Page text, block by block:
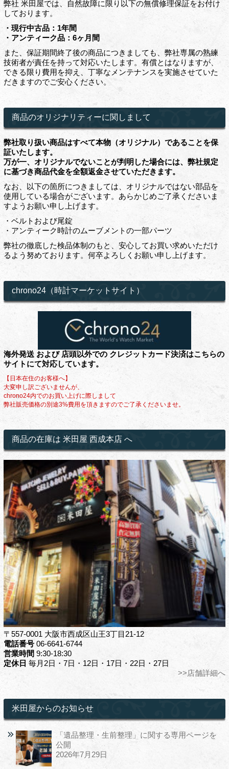
弊社 米田屋では、自然故障に限り以下の無償修理保証をお付け
しております。
・現行中古品：1年間
・アンティーク品：6ヶ月間
また、保証期間終了後の商品につきましても、弊社専属の熟練
技術者が責任を持って対応いたします。有償とはなりますが、
できる限り費用を抑え、丁寧なメンテナンスを実施させていた
だきますのでご安心ください。
商品のオリジナリティーに関しまして
弊社取り扱い商品はすべて本物（オリジナル）であることを保
証いたします。
万が一、オリジナルでないことが判明した場合には、弊社規定
に基づき商品代金を全額返金させていただきます。
なお、以下の箇所につきましては、オリジナルではない部品を
使用している場合がございます。あらかじめご了承くださいま
すようお願い申し上げます。
・ベルトおよび尾錠
・アンティーク時計のムーブメントの一部パーツ
弊社の徹底した検品体制のもと、安心してお買い求めいただけ
るよう努めております。何卒よろしくお願い申し上げます。
chrono24（時計マーケットサイト）
海外発送 および 店頭以外での クレジットカード決済はこちらの
サイトにて対応しています。
【日本在住のお客様へ】
大変申し訳ございませんが、
chrono24内でのお買い上げに際しまして
弊社販売価格の別途3%費用を頂きますのでご了承くださいませ。
商品の在庫は 米田屋 西成本店 へ
〒557-0001 大阪市西成区山王3丁目21-12
電話番号06-6641-6744
営業時間 9:30-18:30
定休日 毎月2日・7日・12日・17日・22日・27日
>>店舗詳細へ
米田屋からのお知らせ
「遺品整理・生前整理」に関する専用ページを
公開
2026年7月29日